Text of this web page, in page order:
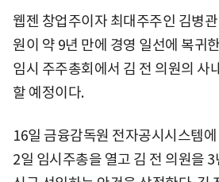
웹젠 창업주이자 최대주주인 김병
원이 약 9년 만에 경영 일선에 복귀
임시 주주총회에서 김 전 의원의 사
할 예정이다.
16일 금융감독원 전자공시시스템
2일 임시주총을 열고 김 전 의원을